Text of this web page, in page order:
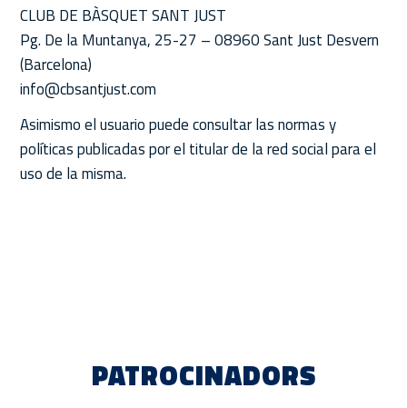
CLUB DE BÀSQUET SANT JUST
Pg. De la Muntanya, 25-27 – 08960 Sant Just Desvern
(Barcelona)
info@cbsantjust.com
Asimismo el usuario puede consultar las normas y
políticas publicadas por el titular de la red social para el
uso de la misma.
PATROCINADORS